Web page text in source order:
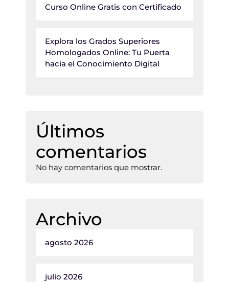
Curso Online Gratis con Certificado
Explora los Grados Superiores
Homologados Online: Tu Puerta
hacia el Conocimiento Digital
Últimos
comentarios
No hay comentarios que mostrar.
Archivo
agosto 2026
julio 2026